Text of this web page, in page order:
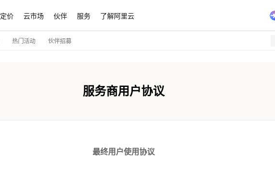
定价 云市场 伙伴 服务 了解阿里云
热门活动 伙伴招募
服务商用户协议
最终用户使用协议